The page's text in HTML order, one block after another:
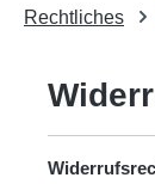
Rechtliches